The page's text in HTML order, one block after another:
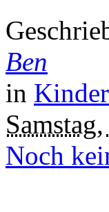
Ben
in
Noch